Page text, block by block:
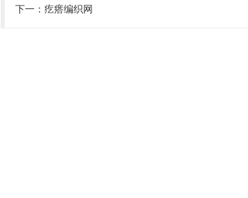
下一： 疙瘩编织网